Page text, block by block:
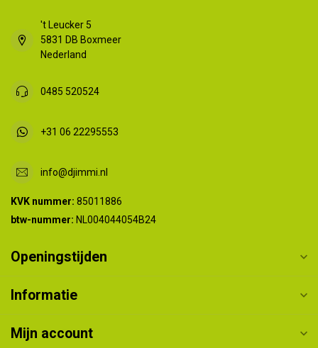
't Leucker 5
5831 DB Boxmeer
Nederland
0485 520524
+31 06 22295553
info@djimmi.nl
KVK nummer: 85011886
btw-nummer: NL004044054B24
Openingstijden
Informatie
Mijn account